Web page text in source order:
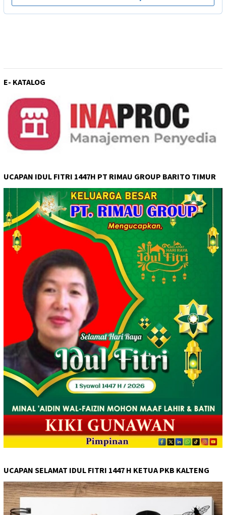
E- KATALOG
UCAPAN IDUL FITRI 1447H PT RIMAU GROUP BARITO TIMUR
UCAPAN SELAMAT IDUL FITRI 1447 H KETUA PKB KALTENG